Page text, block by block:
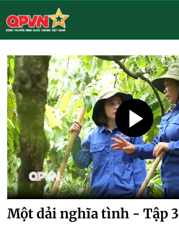
Một dải nghĩa tình - Tập 3